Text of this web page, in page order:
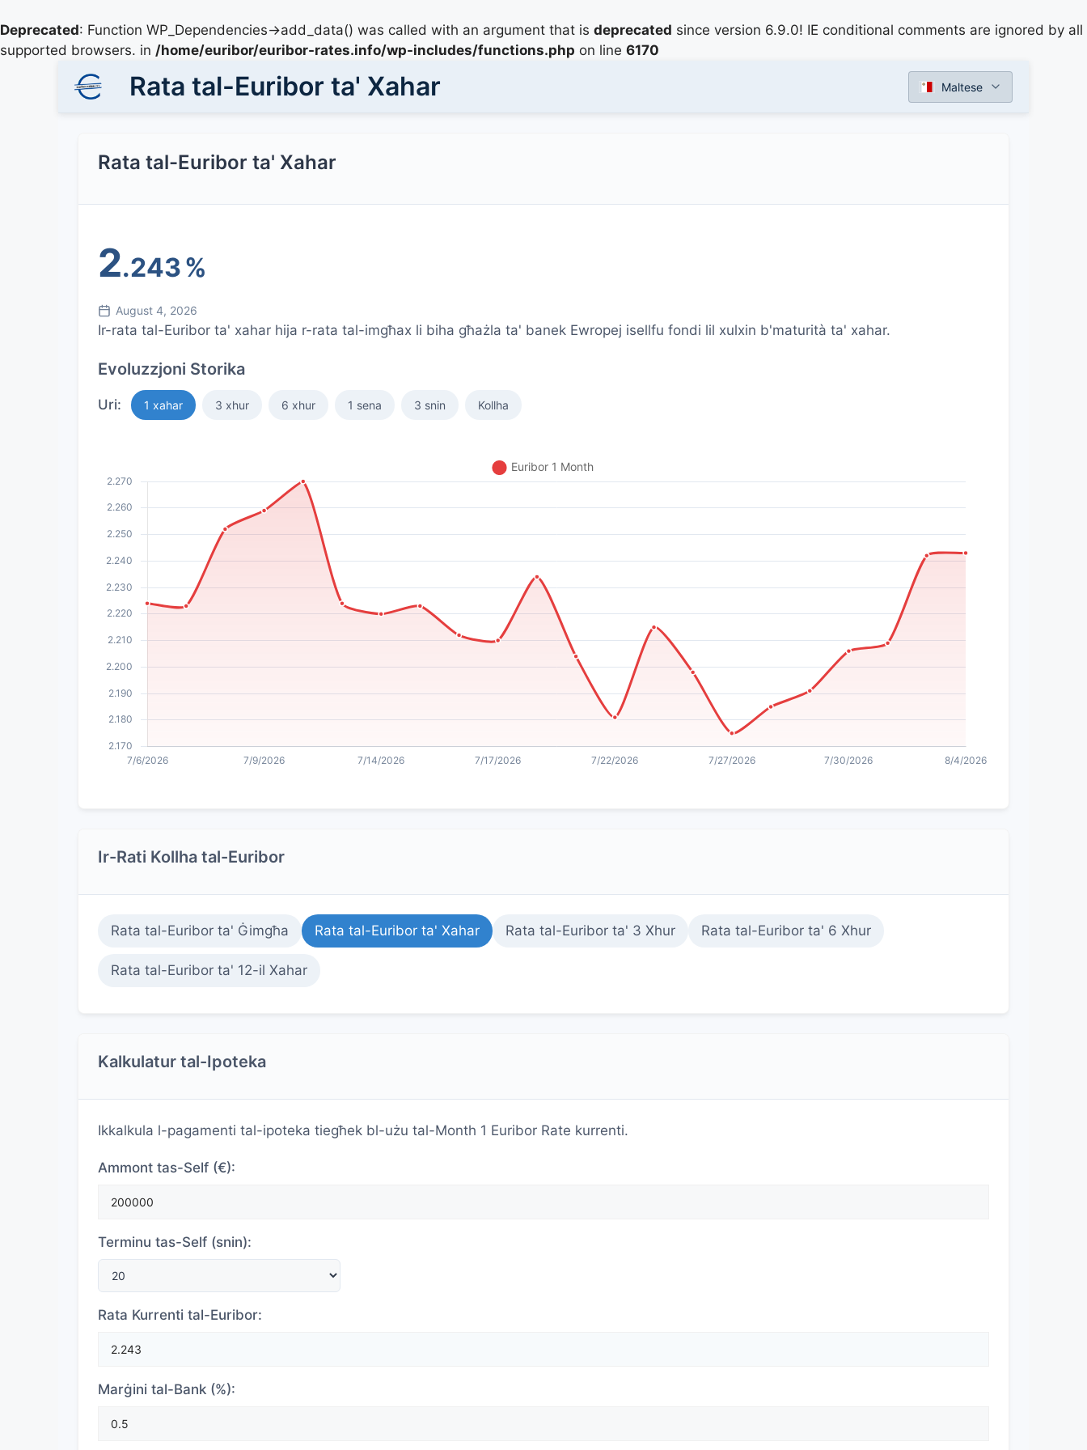
Deprecated: Function WP_Dependencies->add_data() was called with an argument that is deprecated since version 6.9.0! IE conditional comments are ignored by all
supported browsers. in /home/euribor/euribor-rates.info/wp-includes/functions.php on line 6170
Rata tal-Euribor ta' Xahar Maltese
Rata tal-Euribor ta' Xahar
2.243%
August 4, 2026
Ir-rata tal-Euribor ta' xahar hija r-rata tal-imgħax li biha għażla ta' banek Ewropej isellfu fondi lil xulxin b'maturità ta' xahar.
Evoluzzjoni Storika
Uri: 1 xahar 3 xhur 6 xhur 1 sena 3 snin Kollha
Ir-Rati Kollha tal-Euribor
Rata tal-Euribor ta' Ġimgħa Rata tal-Euribor ta' Xahar Rata tal-Euribor ta' 3 Xhur Rata tal-Euribor ta' 6 Xhur
Rata tal-Euribor ta' 12-il Xahar
Kalkulatur tal-Ipoteka
Ikkalkula l-pagamenti tal-ipoteka tiegħek bl-użu tal-Month 1 Euribor Rate kurrenti.
Ammont tas-Self (€):
Terminu tas-Self (snin):
Rata Kurrenti tal-Euribor:
Marġini tal-Bank (%):